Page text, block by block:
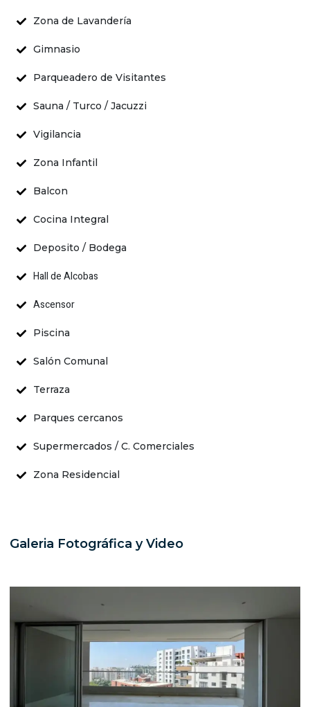
Zona de Lavandería
Gimnasio
Parqueadero de Visitantes
Sauna / Turco / Jacuzzi
Vigilancia
Zona Infantil
Balcon
Cocina Integral
Deposito / Bodega
Hall de Alcobas
Ascensor
Piscina
Salón Comunal
Terraza
Parques cercanos
Supermercados / C. Comerciales
Zona Residencial
Galeria Fotográfica y Video